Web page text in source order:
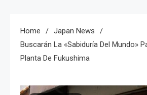
Home
Japan News
Buscarán La «sabiduría Del Mundo»
Planta De Fukushima